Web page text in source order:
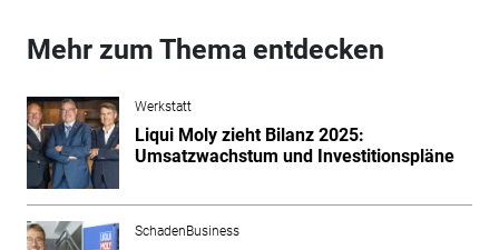
Mehr zum Thema entdecken
Werkstatt
Liqui Moly zieht Bilanz 2025:
Umsatzwachstum und Investitionspläne
SchadenBusiness